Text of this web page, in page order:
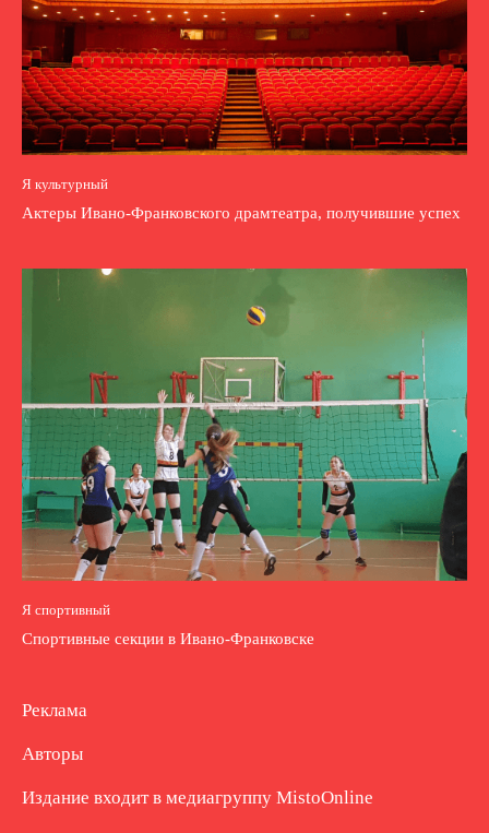
Я культурный
Актеры Ивано-Франковского драмтеатра, получившие успех
Я спортивный
Спортивные секции в Ивано-Франковске
Реклама
Авторы
Издание входит в медиагруппу MistoOnline